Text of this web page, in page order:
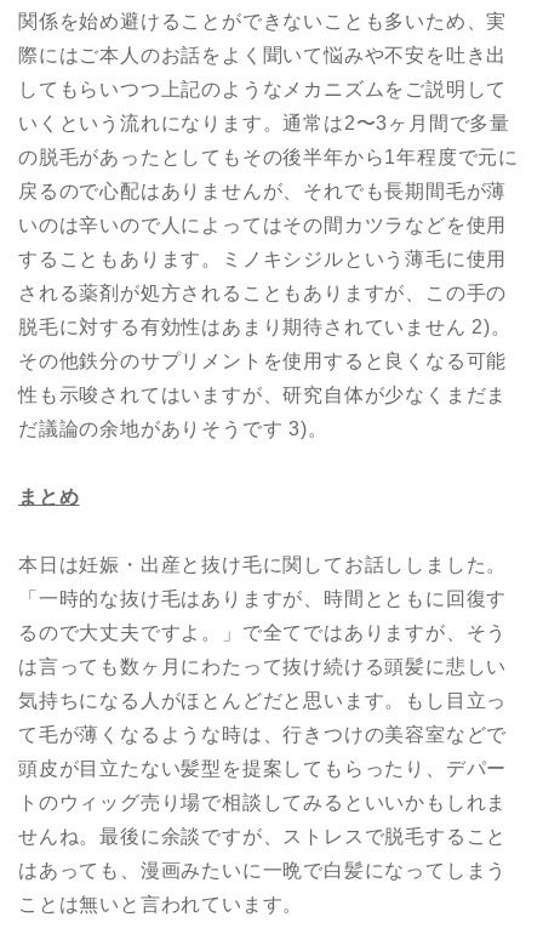
関係を始め避けることができないことも多いため、実
際にはご本人のお話をよく聞いて悩みや不安を吐き出
してもらいつつ上記のようなメカニズムをご説明して
いくという流れになります。通常は2〜3ヶ月間で多量
の脱毛があったとしてもその後半年から1年程度で元に
戻るので心配はありませんが、それでも長期間毛が薄
いのは辛いので人によってはその間カツラなどを使用
することもあります。ミノキシジルという薄毛に使用
される薬剤が処方されることもありますが、この手の
脱毛に対する有効性はあまり期待されていません 2)。
その他鉄分のサプリメントを使用すると良くなる可能
性も示唆されてはいますが、研究自体が少なくまだま
だ議論の余地がありそうです 3)。
まとめ
本日は妊娠・出産と抜け毛に関してお話ししました。
「一時的な抜け毛はありますが、時間とともに回復す
るので大丈夫ですよ。」で全てではありますが、そう
は言っても数ヶ月にわたって抜け続ける頭髪に悲しい
気持ちになる人がほとんどだと思います。もし目立っ
て毛が薄くなるような時は、行きつけの美容室などで
頭皮が目立たない髪型を提案してもらったり、デパー
トのウィッグ売り場で相談してみるといいかもしれま
せんね。最後に余談ですが、ストレスで脱毛すること
はあっても、漫画みたいに一晩で白髪になってしまう
ことは無いと言われています。